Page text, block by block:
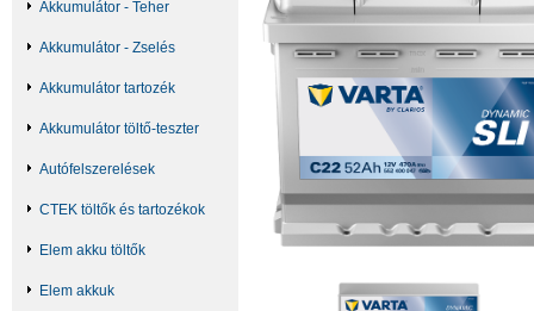
Akkumulátor - Teher
Akkumulátor - Zselés
Akkumulátor tartozék
Akkumulátor töltő-teszter
Autófelszerelések
CTEK töltők és tartozékok
Elem akku töltők
Elem akkuk